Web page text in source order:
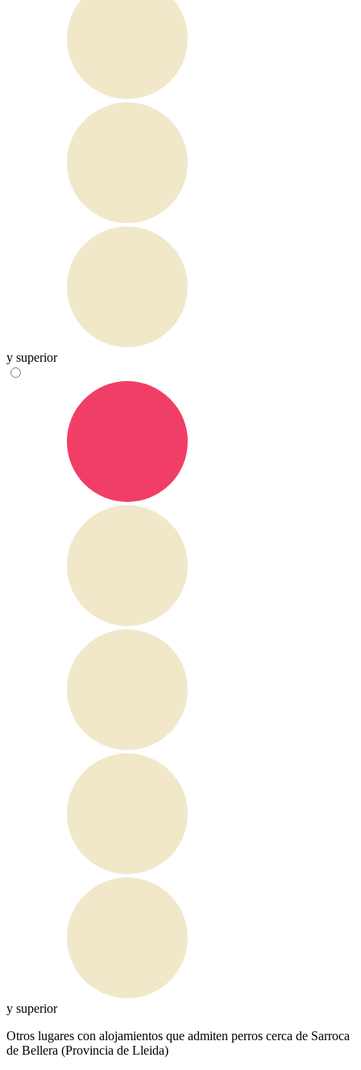
y superior
y superior
Otros lugares con alojamientos que admiten perros cerca de Sarroca
de Bellera (Provincia de Lleida)